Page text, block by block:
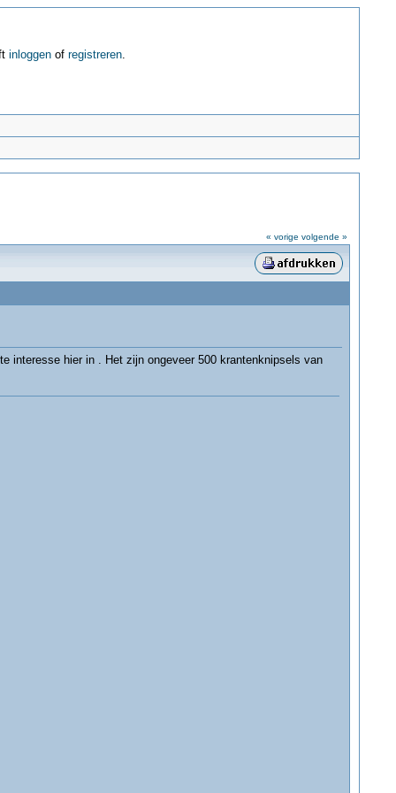
inloggenof registreren.
« vorige volgende »
interesse hier in . Het zijn ongeveer 500 krantenknipsels van